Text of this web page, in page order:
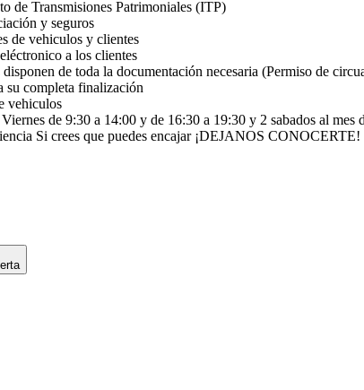
de Transmisiones Patrimoniales (ITP)
y seguros
de vehiculos y clientes
a los clientes
de toda la documentación necesaria (Permiso de
su completa finalización
vehiculos
de 9:30 a 14:00 y de 16:30 a 19:30 y 2 sabados al
Si crees que puedes encajar ¡DEJANOS CONOCERTE!